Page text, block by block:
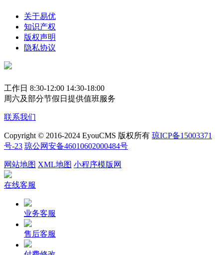
关于易优
知识产权
版权声明
隐私协议
工作日 8:30-12:00 14:30-18:00
周六及部分节假日提供值班服务
联系我们
Copyright © 2016-2024 EyouCMS 版权所有 琼ICP备15003371
号-23 琼公网安备46010602000484号
网站地图 XML地图 小程序模版网
在线客服
业务客服
售后客服